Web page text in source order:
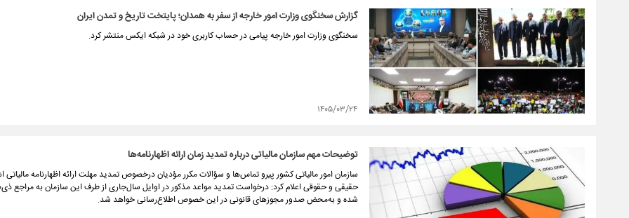
گزارش سخنگوی وزارت امور خارجه از سفر به همدان؛ پایتخت تاریخ و تمدن ایران
سخنگوی وزارت امور خارجه پیامی در حساب کاربری خود در شبکه ایکس منتشر کرد.
۱۴۰۵/۰۳/۲۴
توضیحات مهم سازمان مالیاتی درباره تمدید زمان ارائه اظهارنامه‌ها
سازمان امور مالیاتی کشور پیرو تماس‌ها و سؤالات مکرر مؤدیان درخصوص تمدید مهلت ارائه اظهارنامه
حقیقی و حقوقی اعلام کرد: درخواست تمدید مواعد مذکور در اوایل سال‌جاری از طرف این سازمان به مراجع
شده و به‌محض صدور مجوزهای قانونی در این خصوص اطلاع‌رسانی خواهد شد.